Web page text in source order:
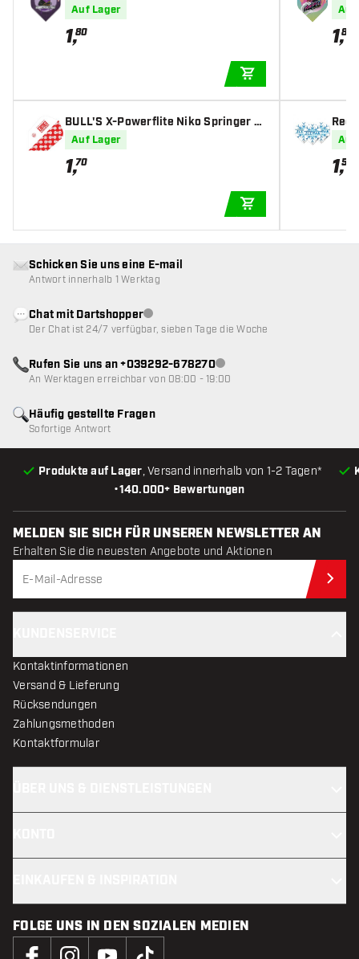
e Aubergenius Brass Std. - Dart Fligh
ts
Auf Lager
1,80
BULL'S X-Powerflite Niko Springer X
XL - Dart Flights
Auf Lager
1,70
tAuf
1,80
Red
art
Auf
1,50
•140.000+ Bewertungen
Produkte auf Lager, Versand innerhalb von 1-2 Tagen*
Häufig gestellte Fragen
Sofortige Antwort
Schicken Sie uns eine E-mail
Antwort innerhalb 1 Werktag
Chat mit DartshopperKundenservice nicht verfügbar
Der Chat ist 24/7 verfügbar, sieben Tage die Woche
Rufen Sie uns an +039292-678270Kundenservice nicht
An Werktagen erreichbar von 08:00 - 19:00
MELDEN SIE SICH FÜR UNSEREN NEWSLETTER AN
Erhalten Sie die neuesten Angebote und Aktionen
Kontaktinformationen
Versand & Lieferung
Rücksendungen
Zahlungsmethoden
Kontaktformular
FOLGE UNS IN DEN SOZIALEN MEDIEN